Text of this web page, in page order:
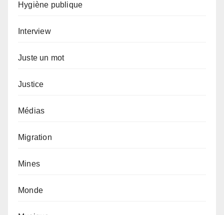
Hygiène publique
Interview
Juste un mot
Justice
Médias
Migration
Mines
Monde